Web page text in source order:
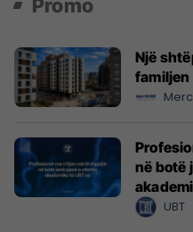
Promo
Një
familjen
në botë
UBT